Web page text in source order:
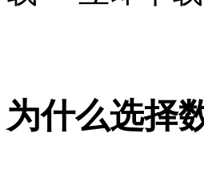
为什么选择